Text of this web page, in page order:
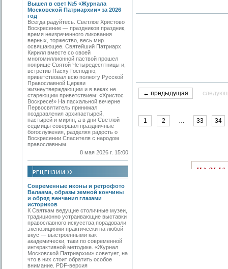
Вышел в свет №5 «Журнала
Московской Патриархии» за 2026
год
Всегда радуйтесь. Светлое Христово
Воскресение — праздников праздник,
время неизреченного ликования
верных, торжество, весь мир
освящающее. Святейший Патриарх
Кирилл вместе со своей
многомиллионной паствой прошел
поприще Святой Четыредесятницы и,
встретив Пасху Господню,
приветствовал всю полноту Русской
Православной Церкви
жизнеутверждающим и в веках не
стареющим приветствием: «Христос
Воскресе!» На пасхальной вечерне
Первосвятитель принимал
поздравления архипастырей,
пастырей и мирян, а в дни Светлой
седмицы совершал праздничные
богослужения, разделяя радость о
Воскресении Спасителя с народом
православным.
8 мая 2026 г. 15:00
Современные иконы и ретрофото
Валаама, образы земной кончины
и обряд венчания глазами
историков
К Святкам ведущие столичные музеи,
традиционно устраивающие выставки
православного искусства,порадовали
экспозициями практически на любой
вкус — выстроенными как
академически, таки по современной
интерактивной методике. «Журнал
Московской Патриархии» советует, на
что в них стоит обратить особое
внимание. PDF-версия
← предыдущая
1 2 … 33 34